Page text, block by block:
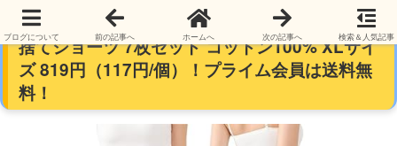
【22時55分まで】Travelcare レディース使い
捨てショーツ 7枚セット コットン100% XLサイ
ズ 819円（117円/個）！プライム会員は送料無
料！
ブログについて 前の記事へ ホームへ 次の記事へ 検索＆人気記事